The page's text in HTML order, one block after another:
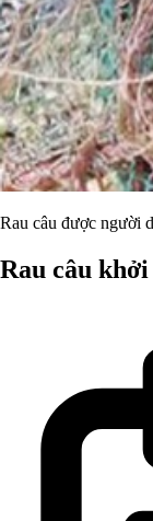
Rau câu được người
Rau câu